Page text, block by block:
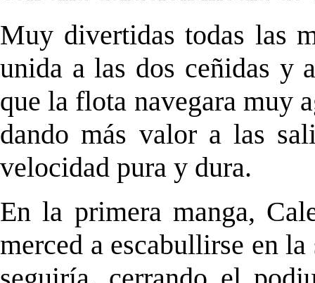
Muy divertidas todas las
unida a las dos ceñidas y
que la flota navegara muy
dando más valor a las
velocidad pura y dura.
En la primera manga,
merced a escabullirse en